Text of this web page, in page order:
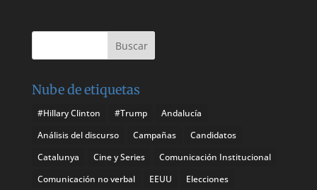
Nube de etiquetas
#Hillary Clinton #Trump
Andalucía
Análisis del discurso
Campañas
Candidatos
Catalunya
Cine y Series
Comunicación Institucional
Comunicación no verbal
EEUU
Elecciones